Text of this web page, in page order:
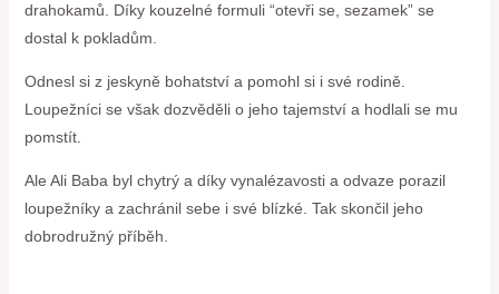
drahokamů. Díky kouzelné formuli “otevři se, sezamek” se
dostal k pokladům.
Odnesl si z jeskyně bohatství a pomohl si i své rodině.
Loupežníci se však dozvěděli o jeho tajemství a hodlali se mu
pomstít.
Ale Ali Baba byl chytrý a díky vynalézavosti a odvaze porazil
loupežníky a zachránil sebe i své blízké. Tak skončil jeho
dobrodružný příběh.